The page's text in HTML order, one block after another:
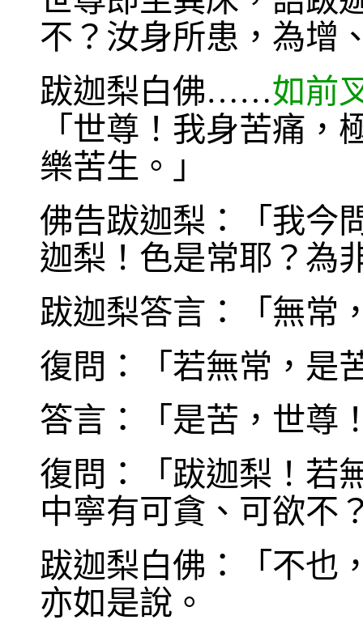
不？汝身所患，為增
跋迦梨白佛……如前
「世尊！我身苦痛
樂苦生。」
佛告跋迦梨：「我今
迦梨！色是常耶？為
跋迦梨答言：「無常
復問：「若無常，是
答言：「是苦，世尊
復問：「跋迦梨！若
中寧有可貪、可欲不
跋迦梨白佛：「不也
亦如是說。